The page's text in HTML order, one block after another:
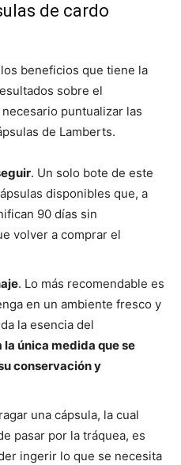
de cardo
beneficios que tiene la
sobre el
puntualizar las
de Lamberts.
. Un solo bote de este
disponibles que, a
90 días sin
volver a comprar el
. Lo más recomendable es
en un ambiente fresco y
la esencia del
la única medida que se
conservación y
una cápsula, la cual
pasar por la tráquea, es
ingerir lo que se necesita